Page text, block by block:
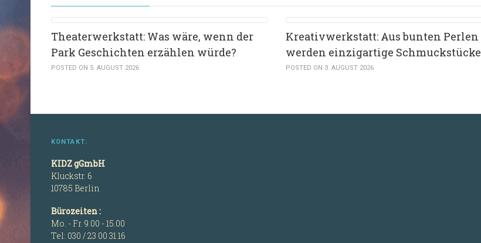
Theaterwerkstatt: Was wäre, wenn der
Park Geschichten erzählen würde?
POSTED ON 5. AUGUST 2026
Kreativwerkstatt: Aus bunten Perlen
werden einzigartige Schmuckstücke
POSTED ON 3. AUGUST 2026
KONTAKT:
KIDZ gGmbH
Kluckstr. 6
10785 Berlin
Bürozeiten :
Mo. - Fr. 9.00 - 15.00
Tel: 030 / 23 00 31 16